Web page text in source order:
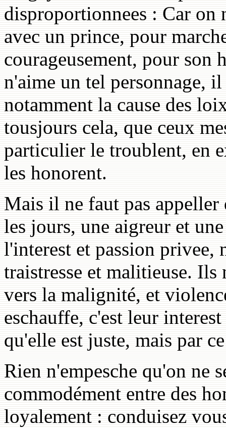
disproportionnees : Car on
avec un prince, pour
courageusement, pour son
n'aime un tel personnage,
notamment la cause des
tousjours cela, que ceux
particulier le troublent, en
les honorent.
Mais il ne faut pas
les jours, une aigreur et
l'interest et passion privee,
traistresse et malitieuse.
vers la malignité, et
eschauffe, c'est leur
qu'elle est juste, mais par
Rien n'empesche qu'on ne
commodément entre des
loyalement : conduisez